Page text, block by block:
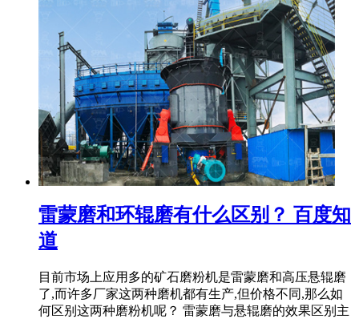
雷蒙磨和环辊磨有什么区别？ 百度知
道
目前市场上应用多的矿石磨粉机是雷蒙磨和高压悬辊磨
了,而许多厂家这两种磨机都有生产,但价格不同,那么如
何区别这两种磨粉机呢？ 雷蒙磨与悬辊磨的效果区别主